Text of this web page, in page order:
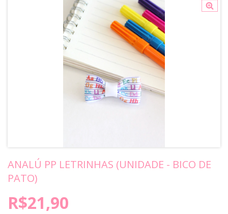
ANALÚ PP LETRINHAS (UNIDADE - BICO DE
PATO)
R$21,90